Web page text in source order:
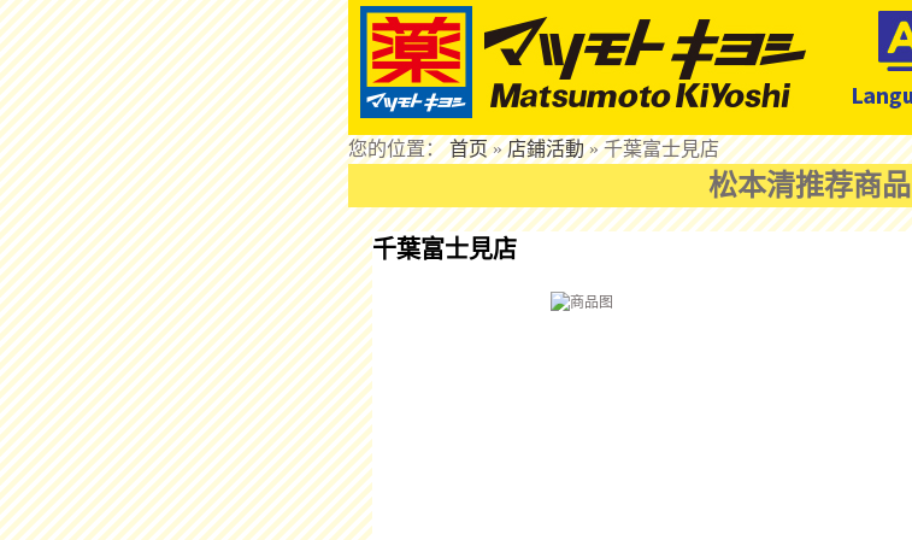
您的位置：首页»店鋪活動»千葉富士見店
松本清推荐商品
千葉富士見店